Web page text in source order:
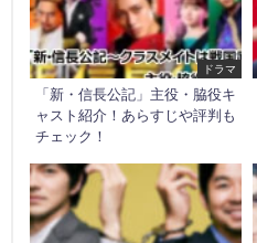
ドラマ
「新・信長公記」主役・脇役キ
ャスト紹介！あらすじや評判も
チェック！